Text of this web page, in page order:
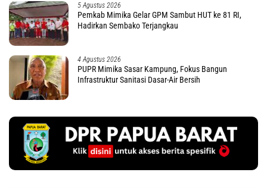
5 Agustus 2026
Pemkab Mimika Gelar GPM Sambut HUT ke 81 RI,
Hadirkan Sembako Terjangkau
4 Agustus 2026
PUPR Mimika Sasar Kampung, Fokus Bangun
Infrastruktur Sanitasi Dasar-Air Bersih